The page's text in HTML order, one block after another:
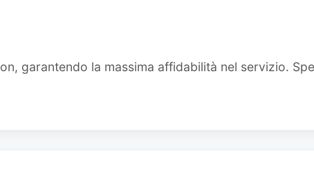
garantendo la massima affidabilità nel servizio.